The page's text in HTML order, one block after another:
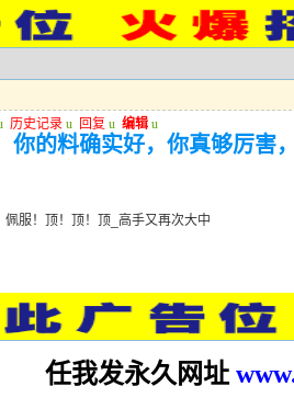
历史记录 u 回复 u 编辑 u
你的料确实好，你真够厉害
服！顶！顶！顶_高手又再次大中
任我发永久网址